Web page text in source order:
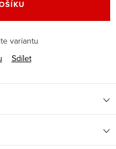
variantu
Sdílet